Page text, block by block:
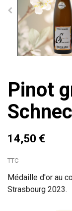
Pinot
14,50 €
TTC
Médaille d'or au
Strasbourg 2023.